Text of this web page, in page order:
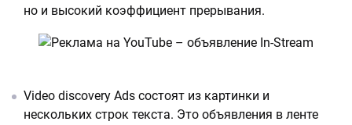
но и высокий коэффициент прерывания.
Video discovery Ads состоят из картинки и
нескольких строк текста. Это объявления в ленте